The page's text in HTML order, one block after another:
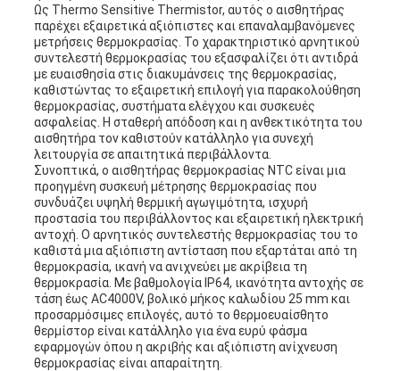
Ως Thermo Sensitive Thermistor, αυτός ο αισθητήρας
παρέχει εξαιρετικά αξιόπιστες και επαναλαμβανόμενες
μετρήσεις θερμοκρασίας. Το χαρακτηριστικό αρνητικού
συντελεστή θερμοκρασίας του εξασφαλίζει ότι αντιδρά
με ευαισθησία στις διακυμάνσεις της θερμοκρασίας,
καθιστώντας το εξαιρετική επιλογή για παρακολούθηση
θερμοκρασίας, συστήματα ελέγχου και συσκευές
ασφαλείας. Η σταθερή απόδοση και η ανθεκτικότητα του
αισθητήρα τον καθιστούν κατάλληλο για συνεχή
λειτουργία σε απαιτητικά περιβάλλοντα.
Συνοπτικά, ο αισθητήρας θερμοκρασίας NTC είναι μια
προηγμένη συσκευή μέτρησης θερμοκρασίας που
συνδυάζει υψηλή θερμική αγωγιμότητα, ισχυρή
προστασία του περιβάλλοντος και εξαιρετική ηλεκτρική
αντοχή. Ο αρνητικός συντελεστής θερμοκρασίας του το
καθιστά μια αξιόπιστη αντίσταση που εξαρτάται από τη
θερμοκρασία, ικανή να ανιχνεύει με ακρίβεια τη
θερμοκρασία. Με βαθμολογία IP64, ικανότητα αντοχής σε
τάση έως AC4000V, βολικό μήκος καλωδίου 25 mm και
προσαρμόσιμες επιλογές, αυτό το θερμοευαίσθητο
θερμίστορ είναι κατάλληλο για ένα ευρύ φάσμα
εφαρμογών όπου η ακριβής και αξιόπιστη ανίχνευση
θερμοκρασίας είναι απαραίτητη.